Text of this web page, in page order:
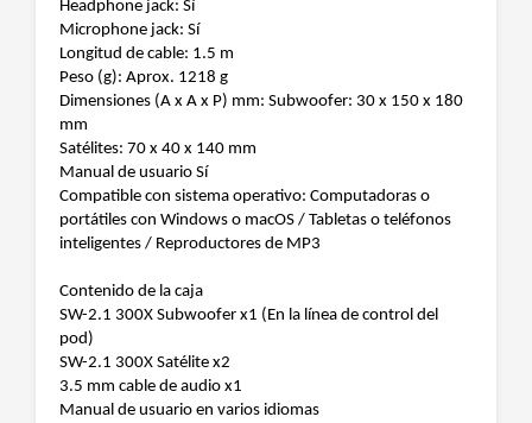
Headphone jack: Sí
Microphone jack: Sí
Longitud de cable: 1.5 m
Peso (g): Aprox. 1218 g
Dimensiones (A x A x P) mm: Subwoofer: 30 x 150 x 180
mm
Satélites: 70 x 40 x 140 mm
Manual de usuario Sí
Compatible con sistema operativo: Computadoras o
portátiles con Windows o macOS / Tabletas o teléfonos
inteligentes / Reproductores de MP3
Contenido de la caja
SW-2.1 300X Subwoofer x1 (En la línea de control del
pod)
SW-2.1 300X Satélite x2
3.5 mm cable de audio x1
Manual de usuario en varios idiomas